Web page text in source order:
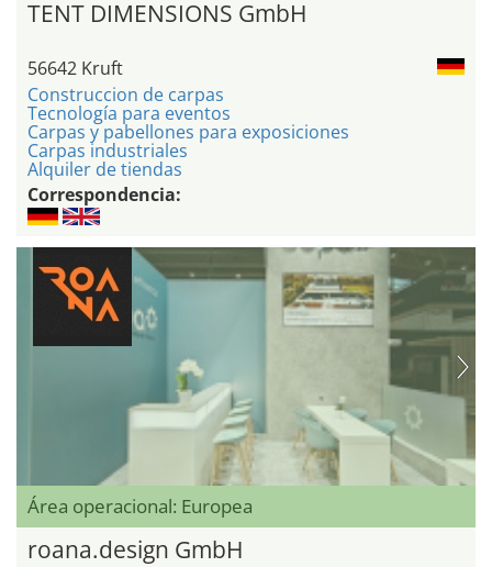
TENT DIMENSIONS GmbH
56642 Kruft
Construccion de carpas
Tecnología para eventos
Carpas y pabellones para exposiciones
Carpas industriales
Alquiler de tiendas
Correspondencia:
Área operacional: Europea
roana.design GmbH